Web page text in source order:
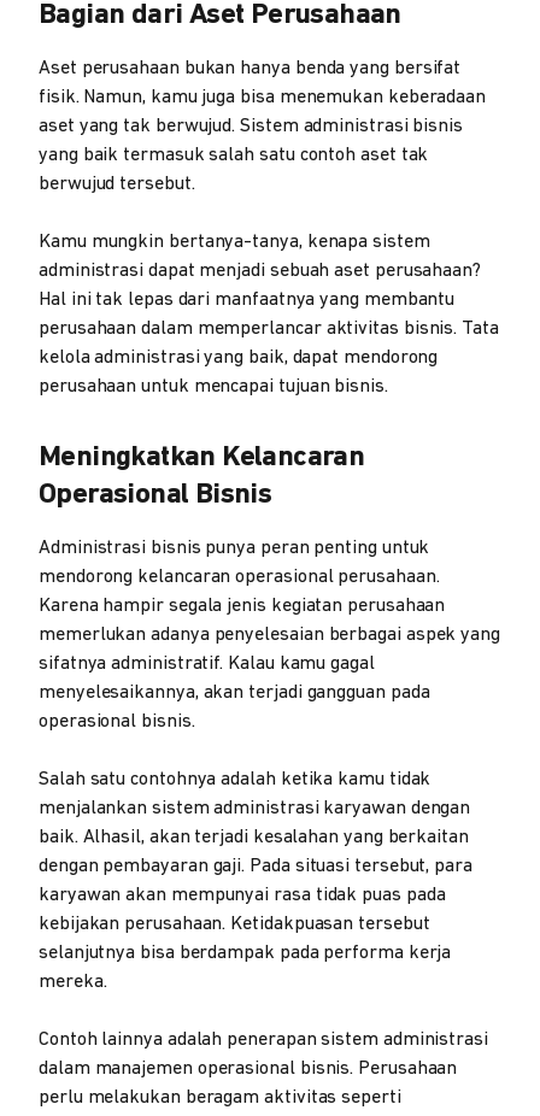
Bagian dari Aset Perusahaan
Aset perusahaan bukan hanya benda yang bersifat
fisik. Namun, kamu juga bisa menemukan keberadaan
aset yang tak berwujud. Sistem administrasi bisnis
yang baik termasuk salah satu contoh aset tak
berwujud tersebut.
Kamu mungkin bertanya-tanya, kenapa sistem
administrasi dapat menjadi sebuah aset perusahaan?
Hal ini tak lepas dari manfaatnya yang membantu
perusahaan dalam memperlancar aktivitas bisnis. Tata
kelola administrasi yang baik, dapat mendorong
perusahaan untuk mencapai tujuan bisnis.
Meningkatkan Kelancaran
Operasional Bisnis
Administrasi bisnis punya peran penting untuk
mendorong kelancaran operasional perusahaan.
Karena hampir segala jenis kegiatan perusahaan
memerlukan adanya penyelesaian berbagai aspek yang
sifatnya administratif. Kalau kamu gagal
menyelesaikannya, akan terjadi gangguan pada
operasional bisnis.
Salah satu contohnya adalah ketika kamu tidak
menjalankan sistem administrasi karyawan dengan
baik. Alhasil, akan terjadi kesalahan yang berkaitan
dengan pembayaran gaji. Pada situasi tersebut, para
karyawan akan mempunyai rasa tidak puas pada
kebijakan perusahaan. Ketidakpuasan tersebut
selanjutnya bisa berdampak pada performa kerja
mereka.
Contoh lainnya adalah penerapan sistem administrasi
dalam manajemen operasional bisnis. Perusahaan
perlu melakukan beragam aktivitas seperti